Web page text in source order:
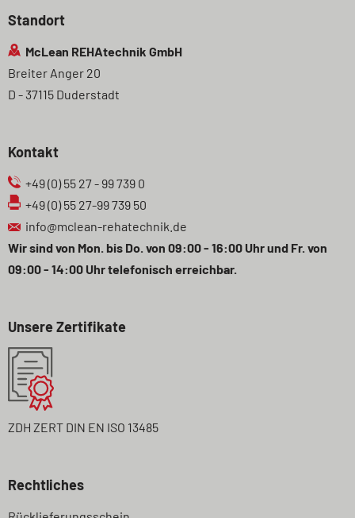
Standort
McLean REHAtechnik GmbH
Breiter Anger 20
D - 37115 Duderstadt
Kontakt
+49 (0) 55 27 - 99 739 0
+49 (0) 55 27-99 739 50
info@mclean-rehatechnik.de
Wir sind von Mon. bis Do. von 09:00 - 16:00 Uhr und Fr. von
09:00 - 14:00 Uhr telefonisch erreichbar.
Unsere Zertifikate
ZDH ZERT DIN EN ISO 13485
Rechtliches